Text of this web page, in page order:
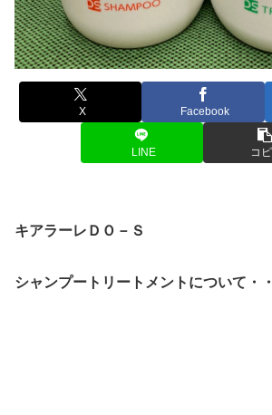
X Facebook
LINE コ
キアラーレＤＯ－Ｓ
シャンプートリートメントについて・